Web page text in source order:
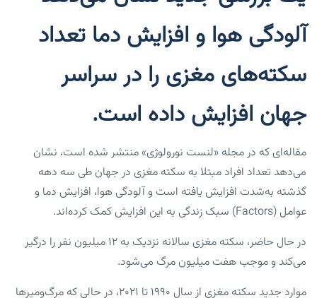
آلودگی هوا و افزایش دما تعداد
سکته‌های مغزی را در سراسر
جهان افزایش داده است.
مقاله‌ای که در مجله «لنست نورولوژی» منتشر شده است، نشان
می‌دهد تعداد افراد مبتلا به سکته مغزی در جهان طی سه دهه
گذشته به‌شدت افزایش یافته است و آلودگی هوا، افزایش دما و
عوامل (factors) سبک زندگی به این افزایش کمک کرده‌اند.
در حال حاضر، سکته مغزی سالانه نزدیک به ۱۲ میلیون نفر را درگیر
می‌کند و موجب هفت میلیون مرگ می‌شود.
موارد جدید سکته مغزی از سال ۱۹۹۰ تا ۲۰۲۱، در حالی که مرگ‌ومیرها